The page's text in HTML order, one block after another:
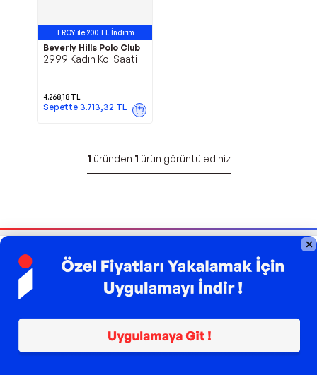
TROY ile 200 TL İndirim
Beverly Hills Polo Club
2999 Kadın Kol Saati
4.268,18 TL
Sepette 3.713,32 TL
1 üründen 1 ürün görüntülediniz
Bizi Takip Edin